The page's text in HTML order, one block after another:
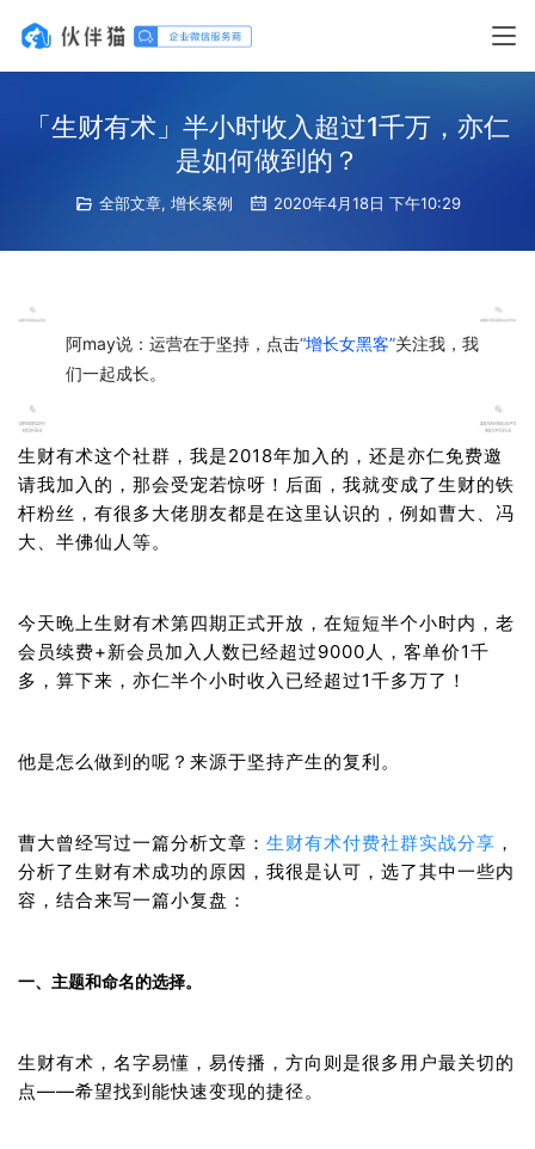
「生财有术」半小时收入超过1千万，亦仁
是如何做到的？
全部文章, 增长案例 2020年4月18日 下午10:29
阿may说：运营在于坚持，点击“增长女黑客”关注我，我
们一起成长。
生财有术这个社群，我是2018年加入的，还是亦仁免费邀
请我加入的，那会受宠若惊呀！后面，我就变成了生财的铁
杆粉丝，有很多大佬朋友都是在这里认识的，例如曹大、冯
大、半佛仙人等。
今天晚上生财有术第四期正式开放，在短短半个小时内，老
会员续费+新会员加入人数已经超过9000人，客单价1千
多，算下来，亦仁半个小时收入已经超过1千多万了！
他是怎么做到的呢？来源于坚持产生的复利。
曹大曾经写过一篇分析文章： 生财有术付费社群实战分享 ，
分析了生财有术成功的原因，我很是认可，选了其中一些内
容，结合来写一篇小复盘：
一、主题和命名的选择。
生财有术，名字易懂，易传播，方向则是很多用户最关切的
点——希望找到能快速变现的捷径。